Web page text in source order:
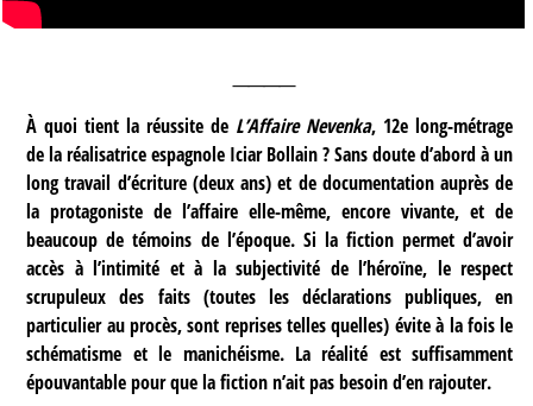
À quoi tient la réussite de L’Affaire Nevenka, 12e long-métrage
de la réalisatrice espagnole Iciar Bollain ? Sans doute d’abord à un
long travail d’écriture (deux ans) et de documentation auprès de
la protagoniste de l’affaire elle-même, encore vivante, et de
beaucoup de témoins de l’époque. Si la fiction permet d’avoir
accès à l’intimité et à la subjectivité de l’héroïne, le respect
scrupuleux des faits (toutes les déclarations publiques, en
particulier au procès, sont reprises telles quelles) évite à la fois le
schématisme et le manichéisme. La réalité est suffisamment
épouvantable pour que la fiction n’ait pas besoin d’en rajouter.